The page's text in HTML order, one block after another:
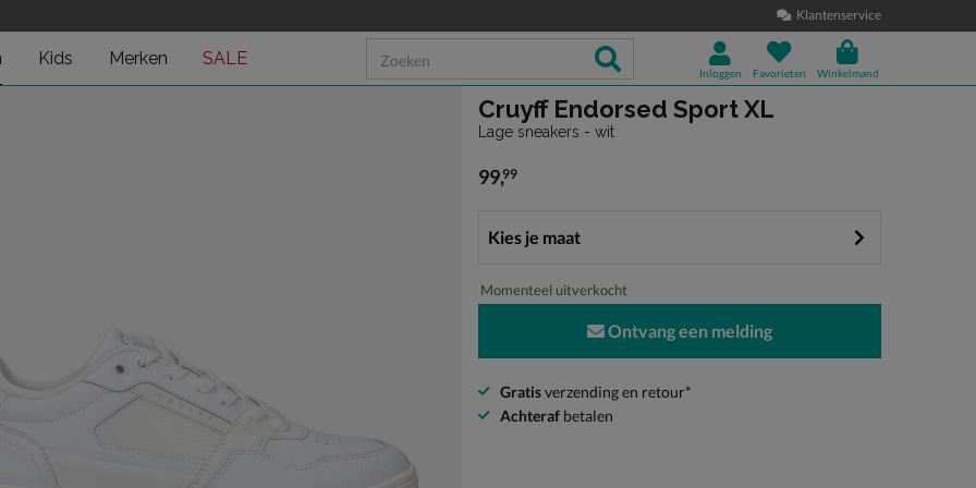
Klantenservice
Kids Merken SALE
Inloggen Favorieten Winkelmand
Cruyff Endorsed Sport XL
Lage sneakers - wit
€ 99,99
99,99
Kies je maat
Momenteel uitverkocht
Ontvang een melding
Gratisverzending en retour*
Achteraf betalen